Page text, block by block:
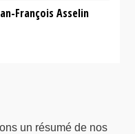
François Asselin
un résumé de nos